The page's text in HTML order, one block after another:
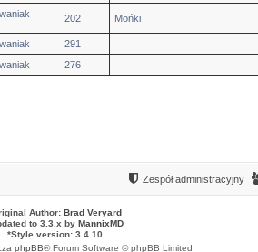
202 Mońki
291
276
Zespół administracyjny
Author: Brad Veryard
to 3.3.x by MannixMD
*Style version: 3.4.10
phpBB® Forum Software © phpBB Limited